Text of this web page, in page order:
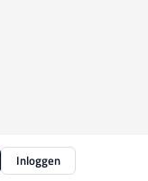
Inloggen